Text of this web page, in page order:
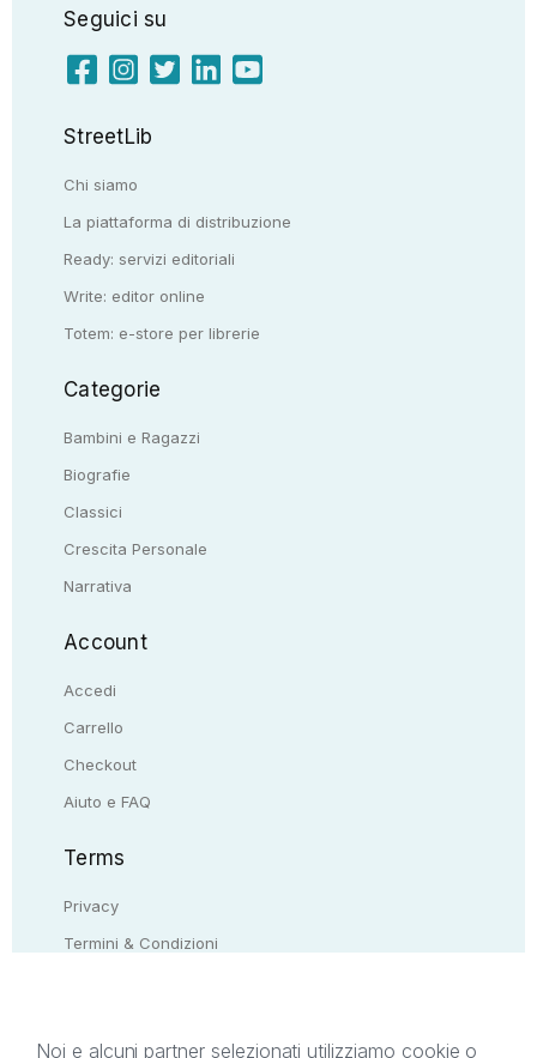
Seguici su
StreetLib
Chi siamo
La piattaforma di distribuzione
Ready: servizi editoriali
Write: editor online
Totem: e-store per librerie
Categorie
Bambini e Ragazzi
Biografie
Classici
Crescita Personale
Narrativa
Account
Accedi
Carrello
Checkout
Aiuto e FAQ
Terms
Privacy
Termini & Condizioni
Noi e alcuni partner selezionati utilizziamo cookie o